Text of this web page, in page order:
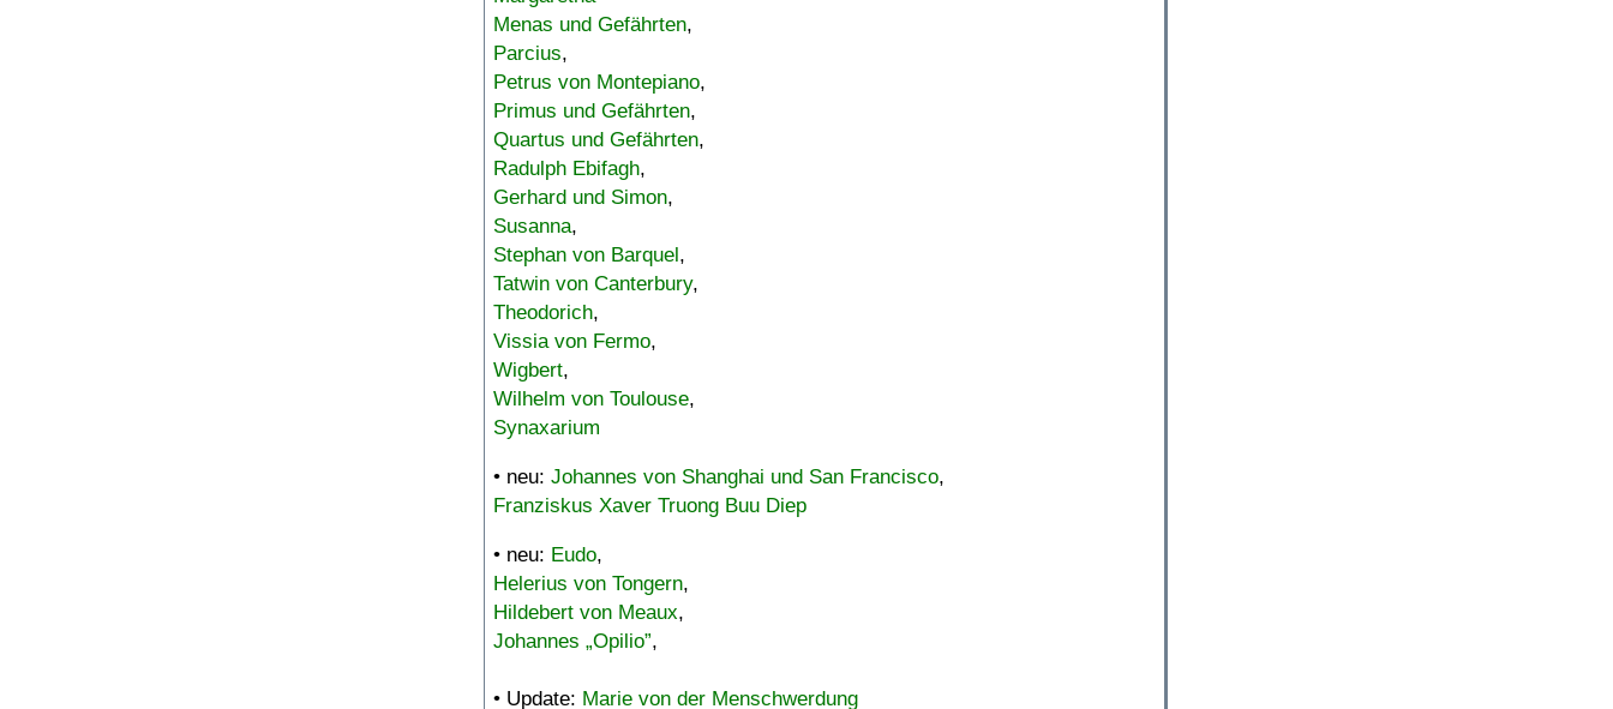
Menas und Gefährten,
Parcius,
Petrus von Montepiano,
Primus und Gefährten,
Quartus und Gefährten,
Radulph Ebifagh,
Gerhard und Simon,
Susanna,
Stephan von Barquel,
Tatwin von Canterbury,
Theodorich,
Vissia von Fermo,
Wigbert,
Wilhelm von Toulouse,
Synaxarium
• neu: Johannes von Shanghai und San Francisco,
Franziskus Xaver Truong Buu Diep
• neu: Eudo,
Helerius von Tongern,
Hildebert von Meaux,
Johannes „Opilio”,
• Update: Marie von der Menschwerdung